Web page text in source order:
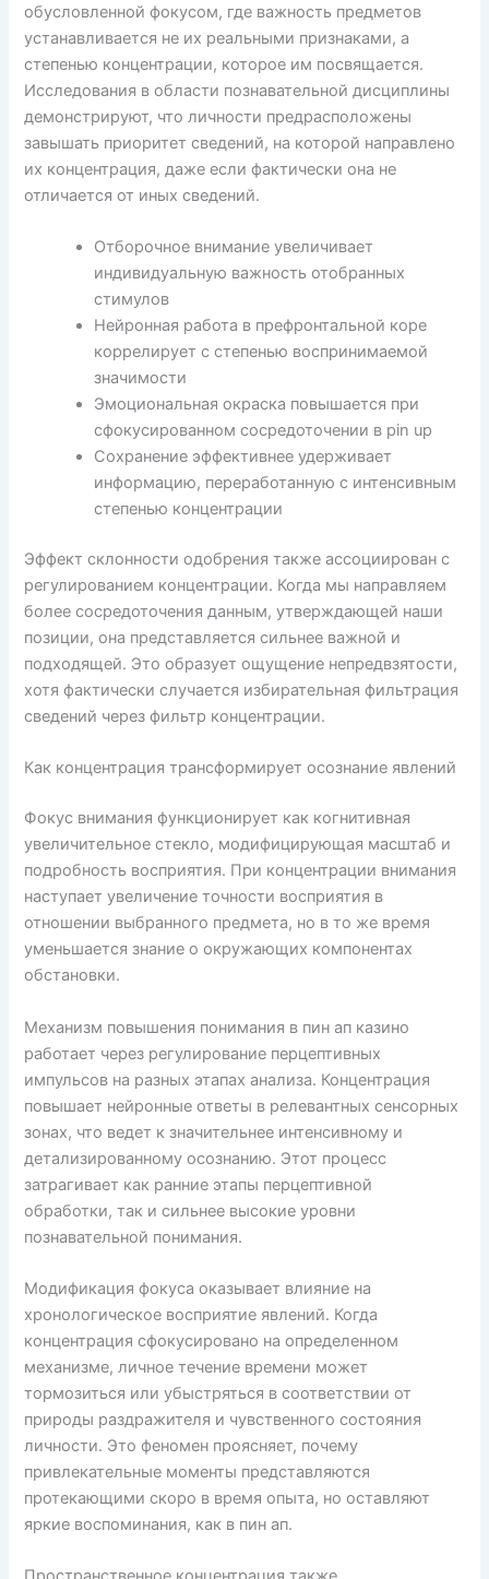
обусловленной фокусом, где важность предметов
устанавливается не их реальными признаками, а
степенью концентрации, которое им посвящается.
Исследования в области познавательной дисциплины
демонстрируют, что личности предрасположены
завышать приоритет сведений, на которой направлено
их концентрация, даже если фактически она не
отличается от иных сведений.
Отборочное внимание увеличивает
индивидуальную важность отобранных
стимулов
Нейронная работа в префронтальной коре
коррелирует с степенью воспринимаемой
значимости
Эмоциональная окраска повышается при
сфокусированном сосредоточении в pin up
Сохранение эффективнее удерживает
информацию, переработанную с интенсивным
степенью концентрации
Эффект склонности одобрения также ассоциирован с
регулированием концентрации. Когда мы направляем
более сосредоточения данным, утверждающей наши
позиции, она представляется сильнее важной и
подходящей. Это образует ощущение непредвзятости,
хотя фактически случается избирательная фильтрация
сведений через фильтр концентрации.
Как концентрация трансформирует осознание явлений
Фокус внимания функционирует как когнитивная
увеличительное стекло, модифицирующая масштаб и
подробность восприятия. При концентрации внимания
наступает увеличение точности восприятия в
отношении выбранного предмета, но в то же время
уменьшается знание о окружающих компонентах
обстановки.
Механизм повышения понимания в пин ап казино
работает через регулирование перцептивных
импульсов на разных этапах анализа. Концентрация
повышает нейронные ответы в релевантных сенсорных
зонах, что ведет к значительнее интенсивному и
детализированному осознанию. Этот процесс
затрагивает как ранние этапы перцептивной
обработки, так и сильнее высокие уровни
познавательной понимания.
Модификация фокуса оказывает влияние на
хронологическое восприятие явлений. Когда
концентрация сфокусировано на определенном
механизме, личное течение времени может
тормозиться или убыстряться в соответствии от
природы раздражителя и чувственного состояния
личности. Это феномен проясняет, почему
привлекательные моменты представляются
протекающими скоро в время опыта, но оставляют
яркие воспоминания, как в пин ап.